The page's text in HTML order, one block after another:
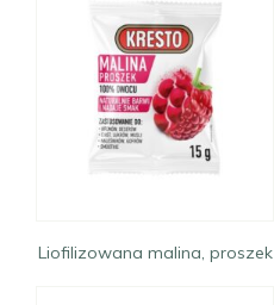
Liofilizowana malina, proszek